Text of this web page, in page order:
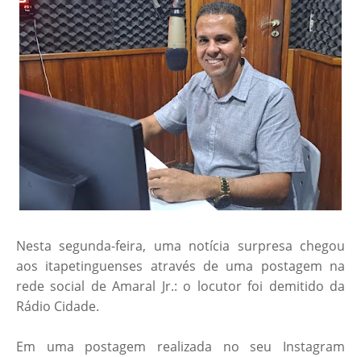
Nesta segunda-feira, uma notícia surpresa chegou
aos itapetinguenses através de uma postagem na
rede social de Amaral Jr.: o locutor foi demitido da
Rádio Cidade.
Em uma postagem realizada no seu Instagram